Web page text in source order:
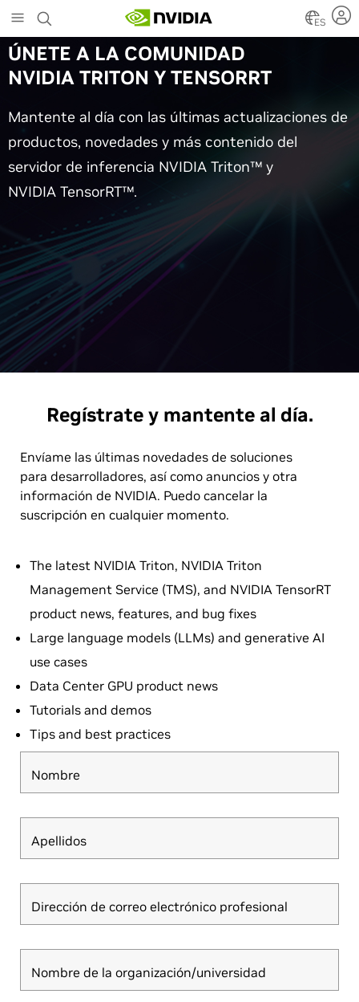
to
main
content
ES
ÚNETE A LA COMUNIDAD
NVIDIA TRITON Y TENSORRT
Mantente al día con las últimas actualizaciones de
productos, novedades y más contenido del
servidor de inferencia NVIDIA Triton™ y
NVIDIA TensorRT™.
Regístrate y mantente al día.
Envíame las últimas novedades de soluciones
para desarrolladores, así como anuncios y otra
información de NVIDIA. Puedo cancelar la
suscripción en cualquier momento.
The latest NVIDIA Triton, NVIDIA Triton
Management Service (TMS), and NVIDIA TensorRT
product news, features, and bug fixes
Large language models (LLMs) and generative AI
use cases
Data Center GPU product news
Tutorials and demos
Tips and best practices
Nombre
Apellidos
Dirección de correo electrónico profesional
Nombre de la organización/universidad